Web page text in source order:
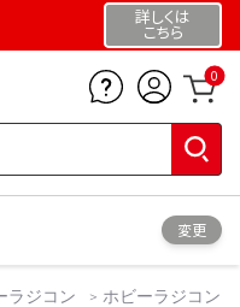
詳しくは
こちら
0
変更
ラジコン
ホビーラジコン